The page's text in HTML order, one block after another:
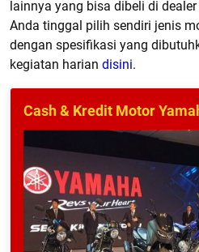
lainnya yang bisa dibeli di
Anda tinggal pilih sendiri jenis
dengan spesifikasi yang
kegiatan harian disini.
Cash & Kredit Motor